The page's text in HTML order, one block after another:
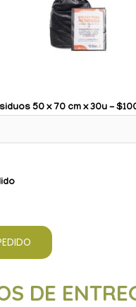
50 x 70 cm x 30u -
DE